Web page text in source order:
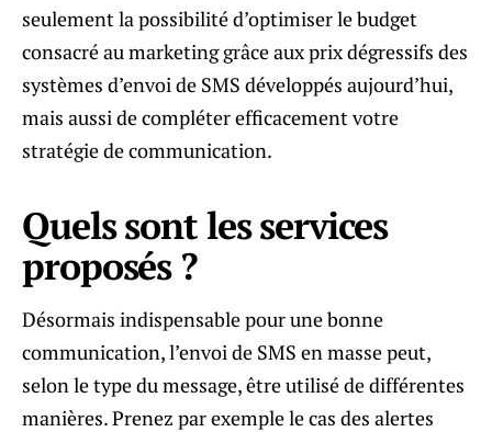
seulement la possibilité d’optimiser le budget
consacré au marketing grâce aux prix dégressifs des
systèmes d’envoi de SMS développés aujourd’hui,
mais aussi de compléter efficacement votre
stratégie de communication.
Quels sont les services
proposés ?
Désormais indispensable pour une bonne
communication, l’envoi de SMS en masse peut,
selon le type du message, être utilisé de différentes
manières. Prenez par exemple le cas des alertes